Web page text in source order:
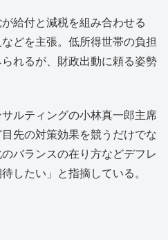
給付と減税を組み合わせる
どを主張。低所得世帯の負担
れるが、財政出動に頼る姿勢
ルティングの小林真一郎主席
先の対策効果を競うだけでな
バランスの在り方などデフレ
したい」と指摘している。